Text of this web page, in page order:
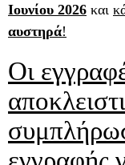
Ιουνίου 2026 και
αυστηρά!
Οι